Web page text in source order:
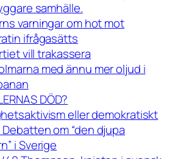
samhälle.
varningar om hot mot
ifrågasätts
vill trakassera
med ännu mer oljud i
DÖD?
eller demokratiskt
om “den djupa
i Sverige